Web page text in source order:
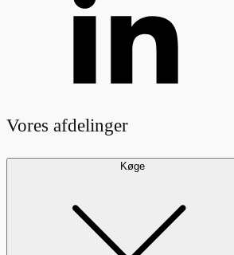
Vores afdelinger
Køge